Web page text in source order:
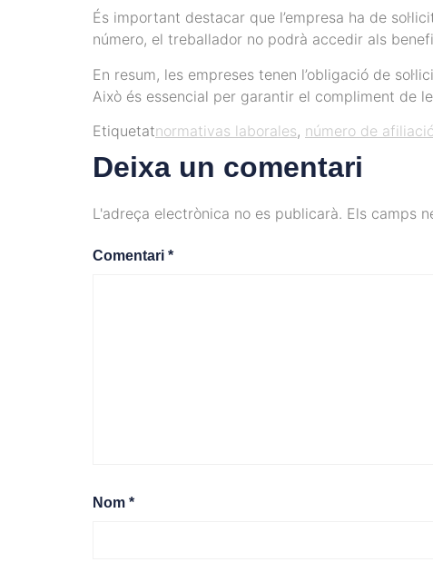
És important destacar que l’empresa ha de
número, el treballador no podrà accedir als
En resum, les empreses tenen l’obligació de
Això és essencial per garantir el compliment de
Etiquetatnormativas laborales, número de
Deixa un comentari
L'adreça electrònica no es publicarà. Els camps
Comentari *
Nom *